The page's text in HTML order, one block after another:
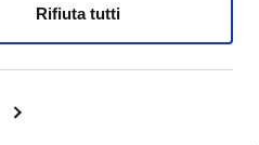
Rifiuta tutti